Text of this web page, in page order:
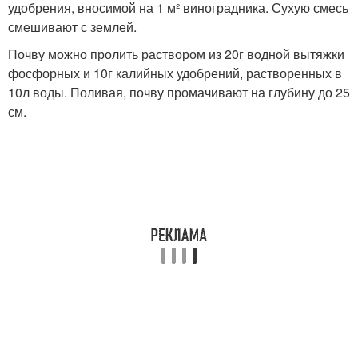
удобрения, вносимой на 1 м² виноградника. Сухую смесь
смешивают с землей.
Почву можно пролить раствором из 20г водной вытяжки
фосфорных и 10г калийных удобрений, растворенных в
10л воды. Поливая, почву промачивают на глубину до 25
см.